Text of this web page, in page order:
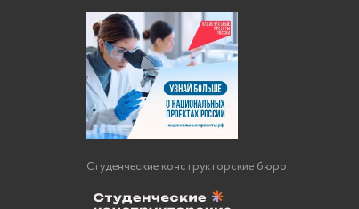
Студенческие конструкторские бюро